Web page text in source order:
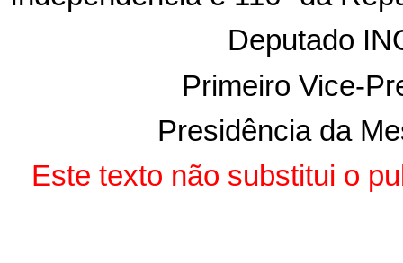
Deputado
Primeiro Vice-
Presidência da
Este texto não substitui o